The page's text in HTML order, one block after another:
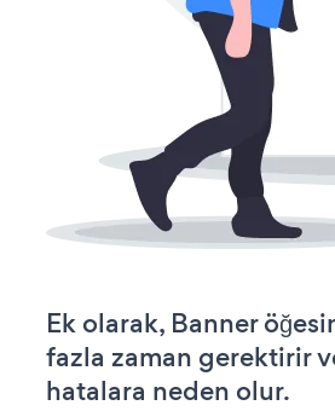
Ek olarak, Banner
fazla zaman gerektirir
hatalara neden olur.